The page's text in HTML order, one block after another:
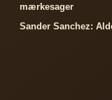
mærkesager
Sander Sanchez: